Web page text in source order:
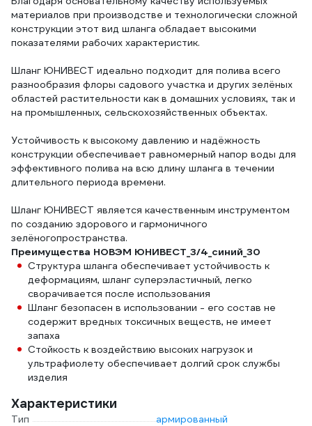
материалов при производстве и технологически сложной
конструкции этот вид шланга обладает высокими
показателями рабочих характеристик.
Шланг ЮНИВЕСТ идеально подходит для полива всего
разнообразия флоры садового участка и других зелёных
областей растительности как в домашних условиях, так и
на промышленных, сельскохозяйственных объектах.
Устойчивость к высокому давлению и надёжность
конструкции обеспечивает равномерный напор воды для
эффективного полива на всю длину шланга в течении
длительного периода времени.
Шланг ЮНИВЕСТ является качественным инструментом
по созданию здорового и гармоничного
зелёногопространства.
Преимущества НОВЭМ ЮНИВЕСТ_3/4_синий_30
Структура шланга обеспечивает устойчивость к
деформациям, шланг суперэластичный, легко
сворачивается после использования
Шланг безопасен в использовании - его состав не
содержит вредных токсичных веществ, не имеет
запаха
Стойкость к воздействию высоких нагрузок и
ультрафиолету обеспечивает долгий срок службы
изделия
Характеристики
Тип
армированный